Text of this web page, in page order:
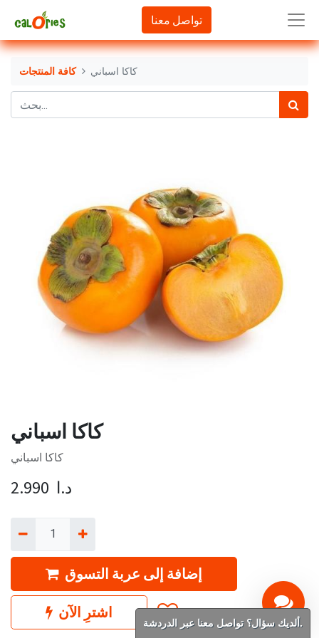
تواصل معنا
كافة المنتجات كاكا اسباني
كاكا اسباني
كاكا اسباني
2.990 د.ا
إضافة إلى عربة التسوق
اشترِ الآن
ألديك سؤال؟ تواصل معنا عبر الدردشة.